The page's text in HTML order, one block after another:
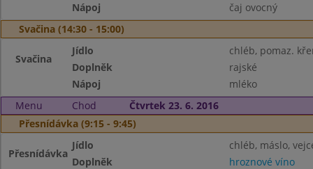
Nápoj
čaj ovocný
Svačina (14:30 - 15:00)
Svačina
Jídlo
chléb, pomaz.
Doplněk
rajské
Nápoj
mléko
Menu
Chod
Čtvrtek 23. 6. 2016
Přesnídávka (9:15 - 9:45)
Přesnídávka
Jídlo
chléb, máslo,
Doplněk
hroznové víno